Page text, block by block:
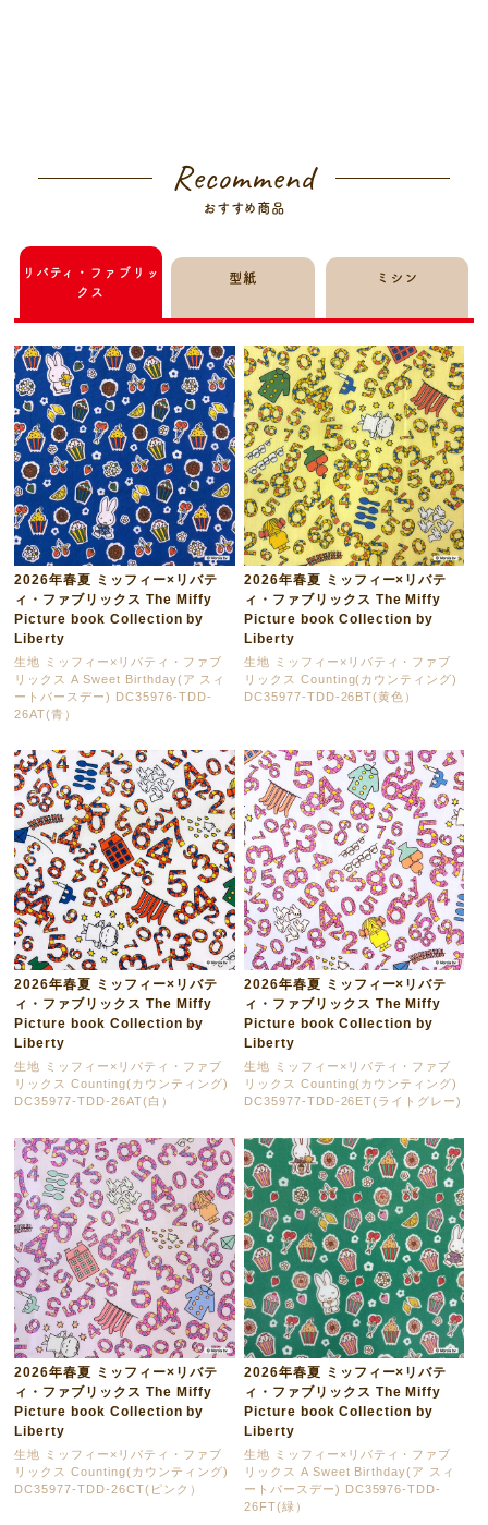
Recommend
おすすめ商品
リバティ・ファブリッ
クス
型紙 ミシン
2026年春夏 ミッフィー×リバテ
ィ・ファブリックス The Miffy
Picture book Collection by
Liberty
生地 ミッフィー×リバティ・ファブ
リックス A Sweet Birthday(ア スィ
ートバースデー) DC35976-TDD-
26AT(青）
2026年春夏 ミッフィー×リバテ
ィ・ファブリックス The Miffy
Picture book Collection by
Liberty
生地 ミッフィー×リバティ・ファブ
リックス Counting(カウンティング)
DC35977-TDD-26BT(黄色）
2026年春夏 ミッフィー×リバテ
ィ・ファブリックス The Miffy
Picture book Collection by
Liberty
生地 ミッフィー×リバティ・ファブ
リックス Counting(カウンティング)
DC35977-TDD-26AT(白）
2026年春夏 ミッフィー×リバテ
ィ・ファブリックス The Miffy
Picture book Collection by
Liberty
生地 ミッフィー×リバティ・ファブ
リックス Counting(カウンティング)
DC35977-TDD-26ET(ライトグレー)
2026年春夏 ミッフィー×リバテ
ィ・ファブリックス The Miffy
Picture book Collection by
Liberty
生地 ミッフィー×リバティ・ファブ
リックス Counting(カウンティング)
DC35977-TDD-26CT(ピンク）
2026年春夏 ミッフィー×リバテ
ィ・ファブリックス The Miffy
Picture book Collection by
Liberty
生地 ミッフィー×リバティ・ファブ
リックス A Sweet Birthday(ア スィ
ートバースデー) DC35976-TDD-
26FT(緑）